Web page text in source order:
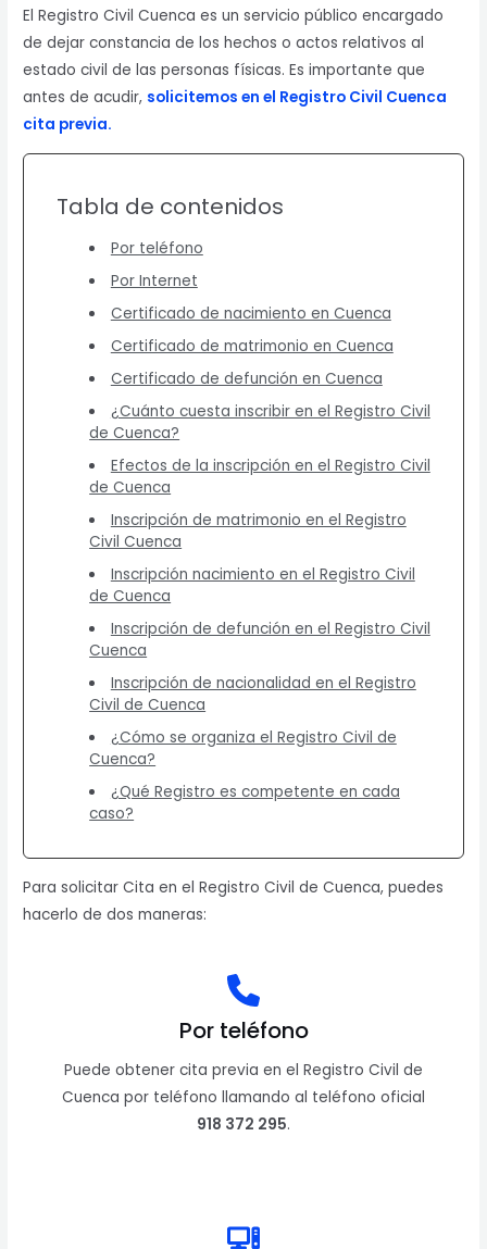
El Registro Civil Cuenca es un servicio público encargado
de dejar constancia de los hechos o actos relativos al
estado civil de las personas físicas. Es importante que
antes de acudir, solicitemos en el Registro Civil Cuenca
cita previa.
Tabla de contenidos
Por teléfono
Por Internet
Certificado de nacimiento en Cuenca
Certificado de matrimonio en Cuenca
Certificado de defunción en Cuenca
¿Cuánto cuesta inscribir en el Registro Civil
de Cuenca?
Efectos de la inscripción en el Registro Civil
de Cuenca
Inscripción de matrimonio en el Registro
Civil Cuenca
Inscripción nacimiento en el Registro Civil
de Cuenca
Inscripción de defunción en el Registro Civil
Cuenca
Inscripción de nacionalidad en el Registro
Civil de Cuenca
¿Cómo se organiza el Registro Civil de
Cuenca?
¿Qué Registro es competente en cada
caso?
Para solicitar Cita en el Registro Civil de Cuenca, puedes
hacerlo de dos maneras:
Por teléfono
Puede obtener cita previa en el Registro Civil de
Cuenca por teléfono llamando al teléfono oficial
918 372 295.